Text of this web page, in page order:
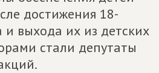
достижения 18-
и выхода их из детских
стали депутаты